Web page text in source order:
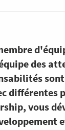
des
différentes
vous